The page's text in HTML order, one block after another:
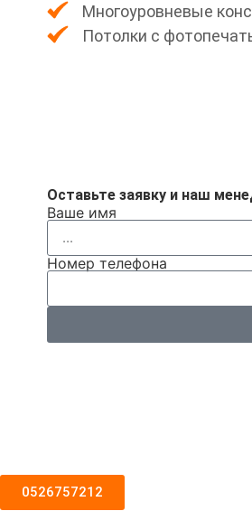
Многоуровневые
Потолки с
Оставьте заявку и наш
Ваше имя
Номер телефона
0526757212